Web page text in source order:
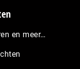
en meer…